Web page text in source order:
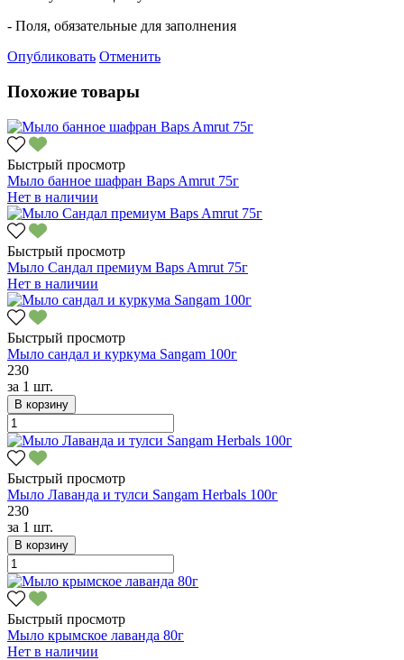
- Поля, обязательные для заполнения
Опубликовать Отменить
Похожие товары
Быстрый просмотр
Мыло банное шафран Baps Amrut 75г
Нет в наличии
Быстрый просмотр
Мыло Сандал премиум Baps Amrut 75г
Нет в наличии
Быстрый просмотр
Мыло сандал и куркума Sangam 100г
230
за 1 шт.
В корзину
Быстрый просмотр
Мыло Лаванда и тулси Sangam Herbals 100г
230
за 1 шт.
В корзину
Быстрый просмотр
Мыло крымское лаванда 80г
Нет в наличии